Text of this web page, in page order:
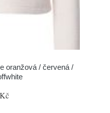
oranžová / červená /